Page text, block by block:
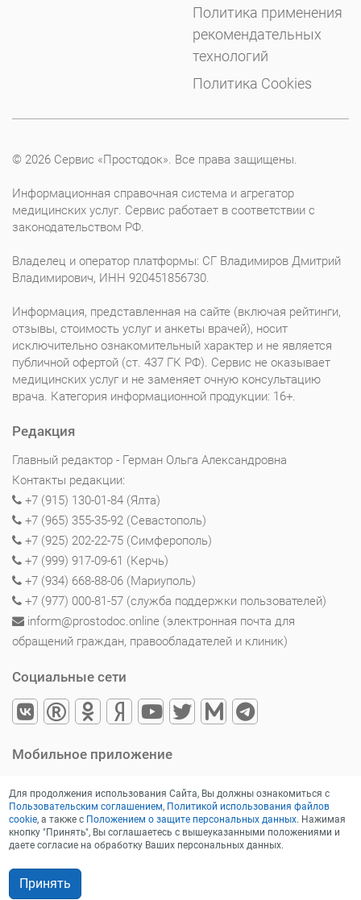
Политика применения
рекомендательных
технологий
Политика Cookies
© 2026 Сервис «Простодок». Все права защищены.
Информационная справочная система и агрегатор
медицинских услуг. Сервис работает в соответствии с
законодательством РФ.
Владелец и оператор платформы: СГ Владимиров Дмитрий
Владимирович, ИНН 920451856730.
Информация, представленная на сайте (включая рейтинги,
отзывы, стоимость услуг и анкеты врачей), носит
исключительно ознакомительный характер и не является
публичной офертой (ст. 437 ГК РФ). Сервис не оказывает
медицинских услуг и не заменяет очную консультацию
врача. Категория информационной продукции: 16+.
Редакция
Главный редактор - Герман Ольга Александровна
Контакты редакции:
+7 (915) 130-01-84 (Ялта)
+7 (965) 355-35-92 (Севастополь)
+7 (925) 202-22-75 (Симферополь)
+7 (999) 917-09-61 (Керчь)
+7 (934) 668-88-06 (Мариуполь)
+7 (977) 000-81-57 (служба поддержки пользователей)
inform@prostodoc.online (электронная почта для
обращений граждан, правообладателей и клиник)
Социальные сети
Мобильное приложение
Для продолжения использования Сайта, Вы должны ознакомиться с
Пользовательским соглашением, Политикой использования файлов
cookie, а также с Положением о защите персональных данных. Нажимая
кнопку "Принять", Вы соглашаетесь с вышеуказанными положениями и
даете согласие на обработку Ваших персональных данных.
Принять